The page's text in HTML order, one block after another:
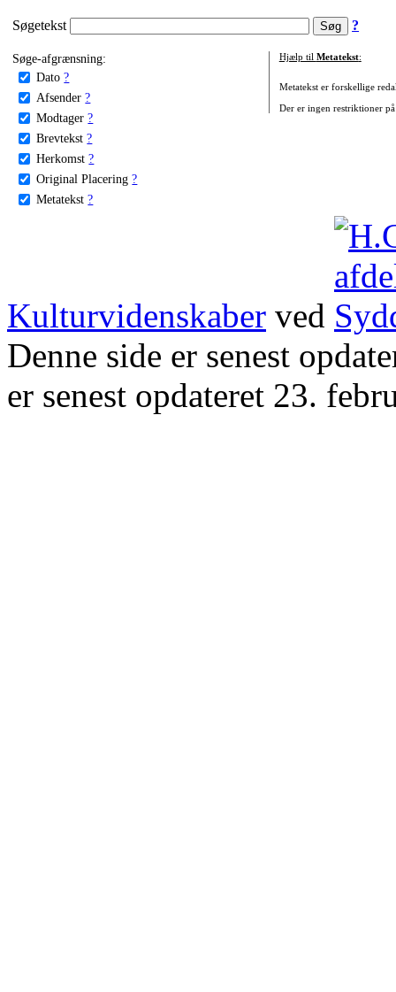
Søgetekst ?
Søge-afgrænsning:
Dato ?
Afsender ?
Modtager ?
Brevtekst ?
Herkomst ?
Original Placering ?
Metatekst ?
Hjælp til Metatekst:
Metatekst er forskellige
Der er ingen restriktioner
Kulturvidenskaber ved
Denne side er senest
er senest opdateret 23.